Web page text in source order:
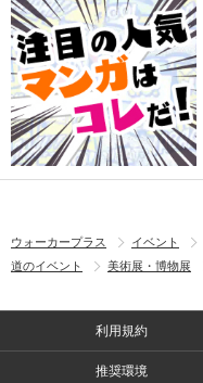
ウォーカープラス イベント
道のイベント
美術展・博物展
利用規約
推奨環境